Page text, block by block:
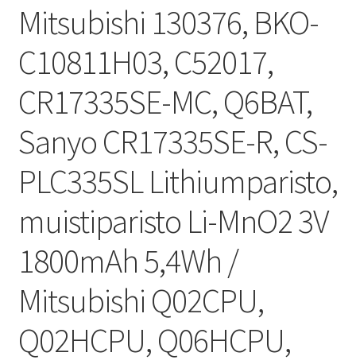
Mitsubishi 130376, BKO-
C10811H03, C52017,
CR17335SE-MC, Q6BAT,
Sanyo CR17335SE-R, CS-
PLC335SL Lithiumparisto,
muistiparisto Li-MnO2 3V
1800mAh 5,4Wh /
Mitsubishi Q02CPU,
Q02HCPU, Q06HCPU,